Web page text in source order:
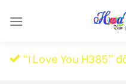
“I Love You H385”